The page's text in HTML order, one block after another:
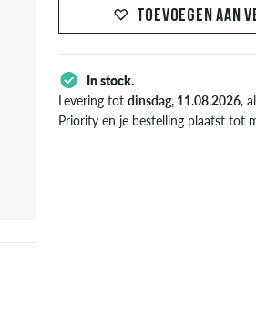
TOEVOEGEN AAN
In stock.
Levering totdinsdag, 11.08.2026,
Priority en je bestelling plaatst tot